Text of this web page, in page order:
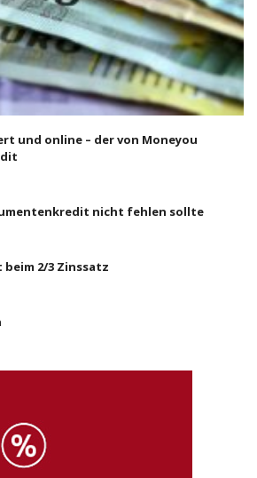
und online – der von Moneyou
nicht fehlen sollte
2/3 Zinssatz